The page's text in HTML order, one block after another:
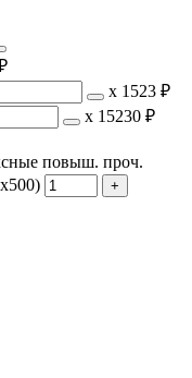
х 1523 ₽
х 15230 ₽
повыш. проч.